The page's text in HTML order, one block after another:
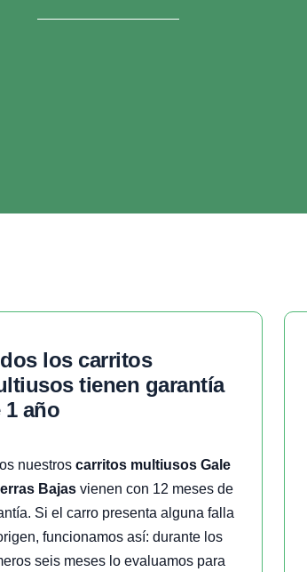
tienen garantía
1 año
nuestros carritos multiusos Gale
Bajas vienen con 12 meses de
Si el carro presenta alguna falla
funcionamos así: durante los
seis meses lo evaluamos para